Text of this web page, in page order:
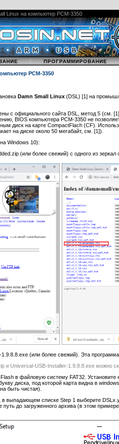
Linux на компьютер PCM-3350
| ПРОГРАММИРОВАНИЕ
PCM-3350
Damn Small Linux (DSL) [1] на
с официального сайта DSL, метод 5 (см.
BIOS компьютера PCM-3350 не
диск на карте CompactFlach (CF).
на диске около 50 мегабайт, см. [1]).
Windows 10):
(или более свежий) с одного из
1.9.8.8.exe (или более свежий). Эта программа
и Universal-USB-Installer-1.9.8.8.exe можно
в файловую систему FAT32. Установите
диска, под которой карта видна в
быть чистая).
в выпадающем списке Step 1 выберите
путь до загруженного архива (в этом